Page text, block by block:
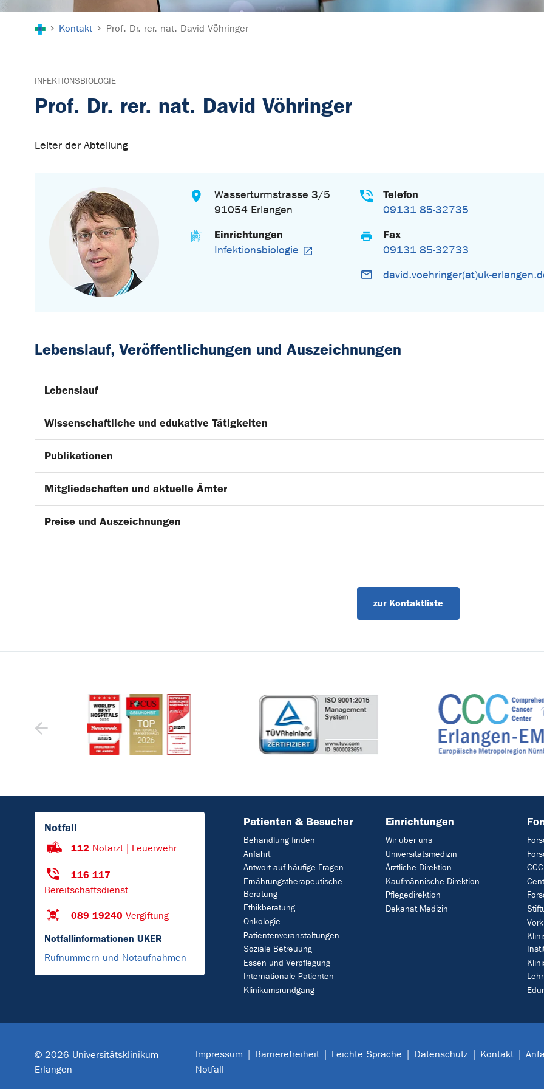
Kontakt Prof. Dr. rer. nat. David Vöhringer
INFEKTIONSBIOLOGIE
Prof. Dr. rer. nat. David Vöhringer
Leiter der Abteilung
Wasserturmstrasse 3/5
91054 Erlangen
Einrichtungen
Infektionsbiologie
Telefon
09131 85-32735
Fax
09131 85-32733
david.voehringer(at)uk-
Lebenslauf, Veröffentlichungen und Auszeichnungen
Lebenslauf
Wissenschaftliche und edukative Tätigkeiten
Publikationen
Mitgliedschaften und aktuelle Ämter
Preise und Auszeichnungen
zur Kontaktliste
Notfall
112 Notarzt | Feuerwehr
116 117
Bereitschaftsdienst
089 19240 Vergiftung
Notfallinformationen UKER
Rufnummern und Notaufnahmen
Patienten & Besucher
Behandlung finden
Anfahrt
Antwort auf häufige Fragen
Ernährungstherapeutische
Beratung
Ethikberatung
Onkologie
Patientenveranstaltungen
Soziale Betreuung
Essen und Verpflegung
Internationale Patienten
Klinikumsrundgang
Einrichtungen
Wir über uns
Universitätsmedizin
Ärztliche Direktion
Kaufmännische Direktion
Pflegedirektion
Dekanat Medizin
© 2026 Universitätsklinikum
Erlangen
Impressum Barrierefreiheit Leichte Sprache Datenschutz Kontakt
Notfall